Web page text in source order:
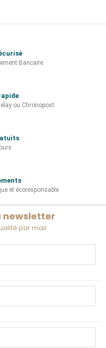
Bancaire
ou Chronopost
et écoresponsable
newsletter
par mail